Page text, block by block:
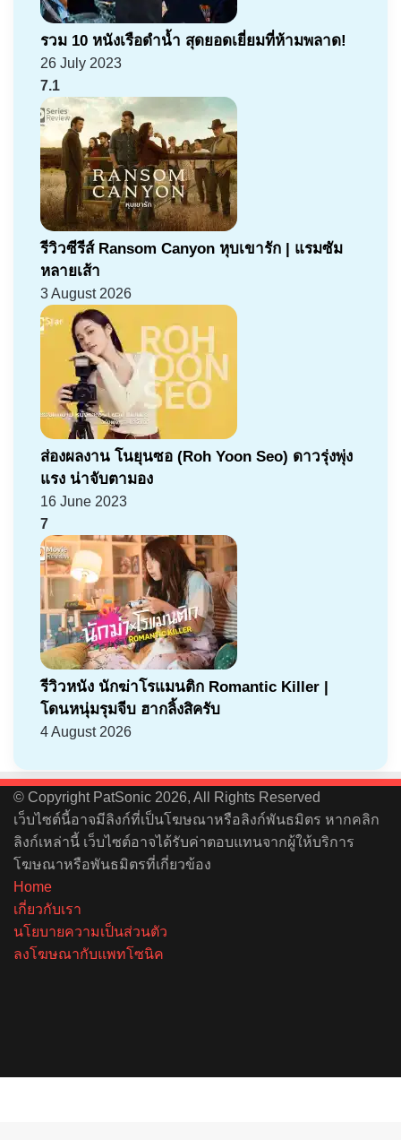
รวม 10 หนังเรือดำน้ำ สุดยอดเยี่ยมที่ห้ามพลาด!
26 July 2023
7.1
รีวิวซีรีส์ Ransom Canyon หุบเขารัก | แรมซัม
หลายเส้า
3 August 2026
ส่องผลงาน โนยุนซอ (Roh Yoon Seo) ดาวรุ่งพุ่ง
แรง น่าจับตามอง
16 June 2023
7
รีวิวหนัง นักฆ่าโรแมนติก Romantic Killer |
โดนหนุ่มรุมจีบ ฮากลิ้งสิครับ
4 August 2026
© Copyright PatSonic 2026, All Rights Reserved
เว็บไซต์นี้อาจมีลิงก์ที่เป็นโฆษณาหรือลิงก์พันธมิตร หากคลิก
ลิงก์เหล่านี้ เว็บไซต์อาจได้รับค่าตอบแทนจากผู้ให้บริการ
โฆษณาหรือพันธมิตรที่เกี่ยวข้อง
Home
เกี่ยวกับเรา
นโยบายความเป็นส่วนตัว
ลงโฆษณากับแพทโซนิค